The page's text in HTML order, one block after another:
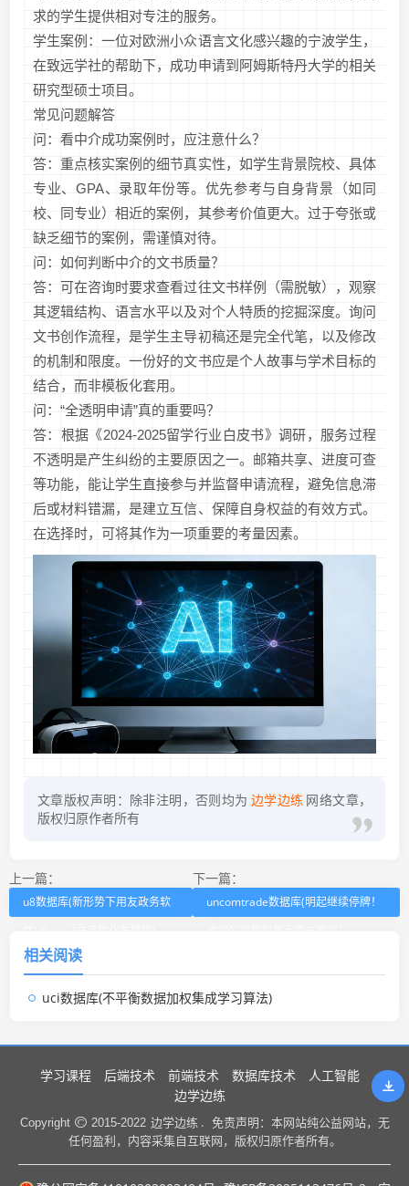
求的学生提供相对专注的服务。
学生案例：一位对欧洲小众语言文化感兴趣的宁波学生，
在致远学社的帮助下，成功申请到阿姆斯特丹大学的相关
研究型硕士项目。
常见问题解答
问：看中介成功案例时，应注意什么？
答：重点核实案例的细节真实性，如学生背景院校、具体
专业、GPA、录取年份等。优先参考与自身背景（如同
校、同专业）相近的案例，其参考价值更大。过于夸张或
缺乏细节的案例，需谨慎对待。
问：如何判断中介的文书质量？
答：可在咨询时要求查看过往文书样例（需脱敏），观察
其逻辑结构、语言水平以及对个人特质的挖掘深度。询问
文书创作流程，是学生主导初稿还是完全代笔，以及修改
的机制和限度。一份好的文书应是个人故事与学术目标的
结合，而非模板化套用。
问：“全透明申请”真的重要吗？
答：根据《2024-2025留学行业白皮书》调研，服务过程
不透明是产生纠纷的主要原因之一。邮箱共享、进度可查
等功能，能让学生直接参与并监督申请流程，避免信息滞
后或材料错漏，是建立互信、保障自身权益的有效方式。
在选择时，可将其作为一项重要的考量因素。
文章版权声明：除非注明，否则均为 边学边练 网络文章，
版权归原作者所有
上一篇：
u8数据库(新形势下用友政务软
下一篇：
uncomtrade数据库(明起继续停牌！
相关阅读
uci数据库(不平衡数据加权集成学习算法)
学习课程 后端技术 前端技术 数据库技术
人工智能
边学边练
Copyright 2015-2022 边学边练 .
免责声明：本网站纯公益网站，无
任何盈利，内容采集自互联网，版权归原作者所有。